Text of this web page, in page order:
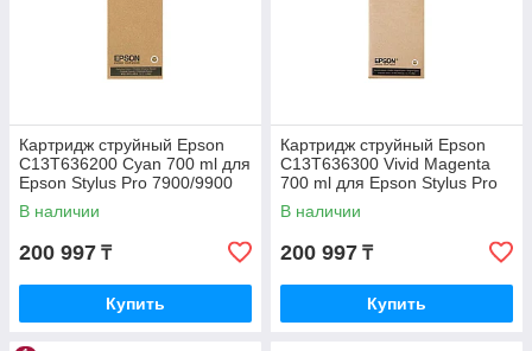
Картридж струйный Epson
C13T636200 Cyan 700 ml для
Epson Stylus Pro 7900/9900
C13T636200
В наличии
200 997 ₸
Купить
Картридж струйный Epson
C13T636300 Vivid Magenta
700 ml для Epson Stylus Pro
7900/9900 C13T636300
В наличии
200 997 ₸
Купить